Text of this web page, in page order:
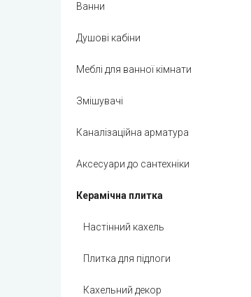
Ванни
Душові кабіни
Меблі для ванної кімнати
Змішувачі
Каналізаційна арматура
Аксесуари до сантехніки
Керамічна плитка
Настінний кахель
Плитка для підлоги
Кахельний декор